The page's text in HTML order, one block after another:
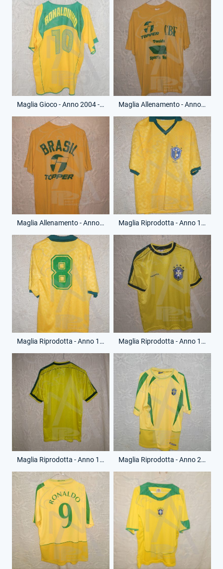
Maglia Gioco - Anno 2004 - Ronaldinho - 10 - (Retro) Maglia Allenamento - Anno 1982 - (Fronte)
Maglia Allenamento - Anno 1982 - (Retro) Maglia Riprodotta - Anno 1988 - 8 - (Fronte)
Maglia Riprodotta - Anno 1988 - 8 - (Retro) Maglia Riprodotta - Anno 1998 - Senza Numero - (Fronte)
Maglia Riprodotta - Anno 1998 - Senza Numero - (Retro) Maglia Riprodotta - Anno 2004 - Ronaldo - 9 - (Fronte)